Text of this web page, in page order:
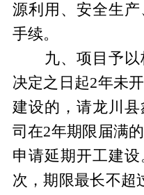
源利用、安全生
手续。
九、项目予以
决定之日起2年未
建设的，请龙川
司在2年期限届满的
申请延期开工建
次，期限最长不超